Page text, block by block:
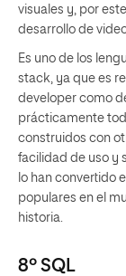
visuales y, por
desarrollo de
Es uno de los
stack, ya que es
developer como
prácticamente
construidos con
facilidad de uso y
lo han convertido
populares en el
historia.
8º SQL